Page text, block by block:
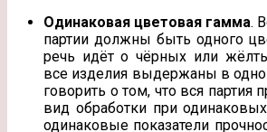
Одинаковая цветовая гамма.
партии должны быть одного
речь идёт о чёрных или
все изделия выдержаны в
говорить о том, что вся
вид обработки при
одинаковые показатели